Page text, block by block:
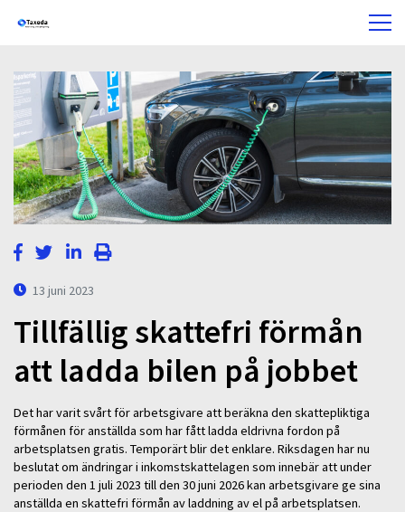
13 juni 2023
Tillfällig skattefri förmån
att ladda bilen på jobbet
Det har varit svårt för arbetsgivare att beräkna den skattepliktiga
förmånen för anställda som har fått ladda eldrivna fordon på
arbetsplatsen gratis. Temporärt blir det enklare. Riksdagen har nu
beslutat om ändringar i inkomstskattelagen som innebär att under
perioden den 1 juli 2023 till den 30 juni 2026 kan arbetsgivare ge sina
anställda en skattefri förmån av laddning av el på arbetsplatsen.